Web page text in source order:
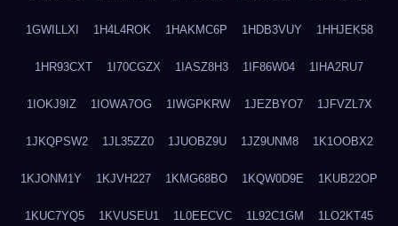
1GWILLXI 1H4L4ROK 1HAKMC6P 1HDB3VUY 1HHJEK58
1HR93CXT 1I70CGZX 1IASZ8H3 1IF86W04 1IHA2RU7
1IOKJ9IZ 1IOWA7OG 1IWGPKRW 1JEZBYO7 1JFVZL7X
1JKQPSW2 1JL35ZZ0 1JUOBZ9U 1JZ9UNM8 1K1OOBX2
1KJONM1Y 1KJVH227 1KMG68BO 1KQW0D9E 1KUB22OP
1KUC7YQ5 1KVUSEU1 1L0EECVC 1L92C1GM 1LO2KT45